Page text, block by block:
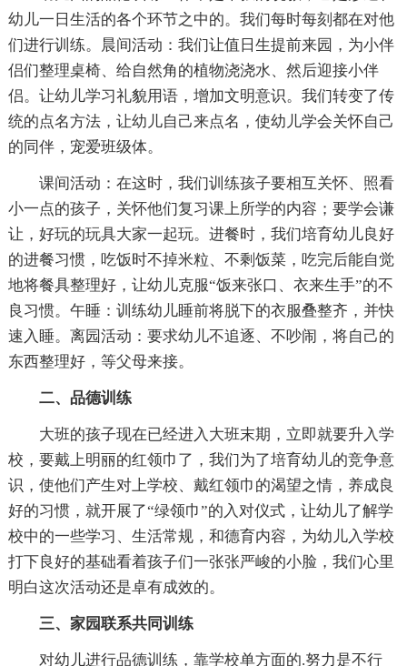
幼儿一日生活的各个环节之中的。我们每时每刻都在对他
们进行训练。晨间活动：我们让值日生提前来园，为小伴
侣们整理桌椅、给自然角的植物浇浇水、然后迎接小伴
侣。让幼儿学习礼貌用语，增加文明意识。我们转变了传
统的点名方法，让幼儿自己来点名，使幼儿学会关怀自己
的同伴，宠爱班级体。
课间活动：在这时，我们训练孩子要相互关怀、照看
小一点的孩子，关怀他们复习课上所学的内容；要学会谦
让，好玩的玩具大家一起玩。进餐时，我们培育幼儿良好
的进餐习惯，吃饭时不掉米粒、不剩饭菜，吃完后能自觉
地将餐具整理好，让幼儿克服“饭来张口、衣来生手”的不
良习惯。午睡：训练幼儿睡前将脱下的衣服叠整齐，并快
速入睡。离园活动：要求幼儿不追逐、不吵闹，将自己的
东西整理好，等父母来接。
二、品德训练
大班的孩子现在已经进入大班末期，立即就要升入学
校，要戴上明丽的红领巾了，我们为了培育幼儿的竞争意
识，使他们产生对上学校、戴红领巾的渴望之情，养成良
好的习惯，就开展了“绿领巾”的入对仪式，让幼儿了解学
校中的一些学习、生活常规，和德育内容，为幼儿入学校
打下良好的基础看着孩子们一张张严峻的小脸，我们心里
明白这次活动还是卓有成效的。
三、家园联系共同训练
对幼儿进行品德训练，靠学校单方面的.努力是不行